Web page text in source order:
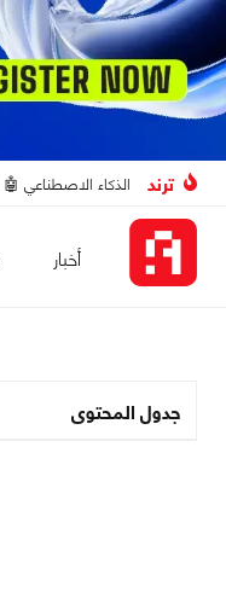
ترند الذكاء الاصطناعي 🤖
أخبار
جدول المحتوى